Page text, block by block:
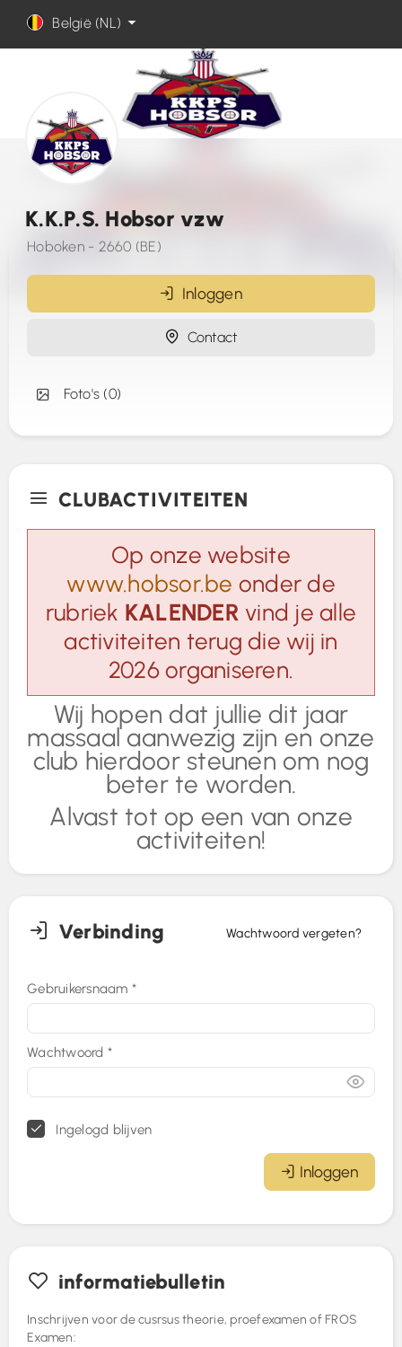
België (NL)
K.K.P.S. Hobsor vzw
Hoboken - 2660 (BE)
Inloggen
Contact
Foto's (0)
CLUBACTIVITEITEN
Op onze website
www.hobsor.be onder de
rubriek KALENDER vind je alle
activiteiten terug die wij in
2026 organiseren.
Wij hopen dat jullie dit jaar
massaal aanwezig zijn en onze
club hierdoor steunen om nog
beter te worden.
Alvast tot op een van onze
activiteiten!
Verbinding Wachtwoord vergeten?
Gebruikersnaam *
Wachtwoord *
Ingelogd blijven
Inloggen
informatiebulletin
Inschrijven voor de cusrsus theorie, proefexamen of FROS
Examen: